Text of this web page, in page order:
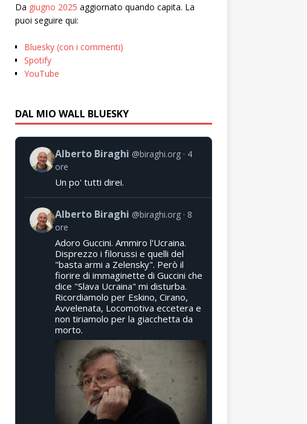
Da giugno 2025 aggiornato quando capita. La
puoi seguire qui:
Bluesky (con i commenti)
Spotify
YouTube
DAL MIO WALL BLUESKY
Alberto Biraghi @biraghi.org
4
ore
Un po' tutti direi.
Alberto Biraghi @biraghi.org
8
ore
Adoro Guccini. Ammiro l'Ucraina.
Disprezzo i filorussi e quelli del
"basta armi a Zelensky". Però il
fiorire di immaginette di Guccini che
dice "Slava Ucraina" mi disturba.
Ricordiamolo per Eskino, Cirano,
Avvelenata, Locomotiva eccetera e
non tiriamolo per la giacchetta da
morto.